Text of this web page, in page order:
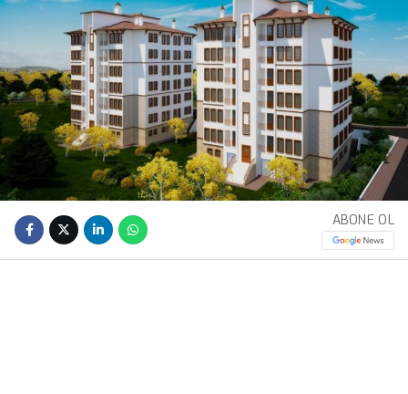
ABONE OL